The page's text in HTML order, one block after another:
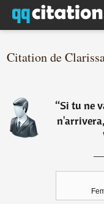
Citation de
“Si tu ne